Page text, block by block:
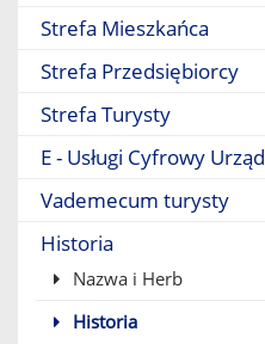
Strefa Mieszkańca
Strefa Przedsiębiorcy
Strefa Turysty
E - Usługi Cyfrowy Urząd
Vademecum turysty
Historia
Nazwa i Herb
Historia